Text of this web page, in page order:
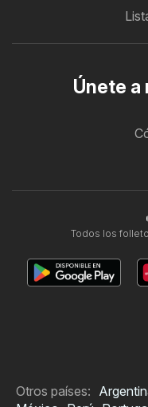
Únete a
Todos los
Otros países: